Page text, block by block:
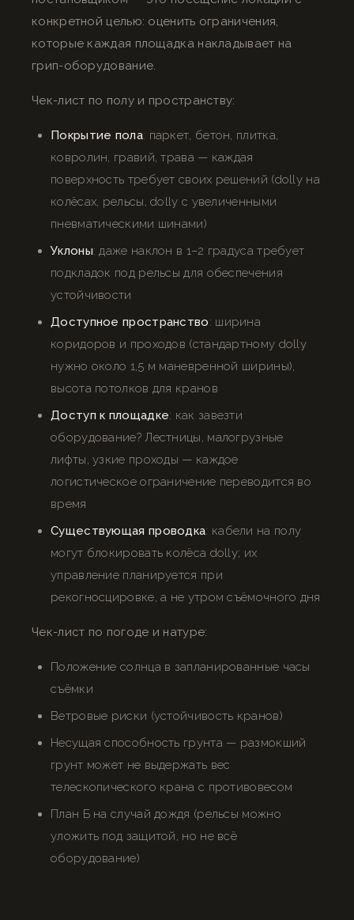
конкретной целью: оценить ограничения,
которые каждая площадка накладывает на
грип-оборудование.
Чек-лист по полу и пространству:
Покрытие пола: паркет, бетон, плитка,
ковролин, гравий, трава — каждая
поверхность требует своих решений (dolly на
колёсах, рельсы, dolly с увеличенными
пневматическими шинами)
Уклоны: даже наклон в 1–2 градуса требует
подкладок под рельсы для обеспечения
устойчивости
Доступное пространство: ширина
коридоров и проходов (стандартному dolly
нужно около 1,5 м маневренной ширины),
высота потолков для кранов
Доступ к площадке: как завезти
оборудование? Лестницы, малогрузные
лифты, узкие проходы — каждое
логистическое ограничение переводится во
время
Существующая проводка: кабели на полу
могут блокировать колёса dolly; их
управление планируется при
рекогносцировке, а не утром съёмочного дня
Чек-лист по погоде и натуре:
Положение солнца в запланированные часы
съёмки
Ветровые риски (устойчивость кранов)
Несущая способность грунта — размокший
грунт может не выдержать вес
телескопического крана с противовесом
План Б на случай дождя (рельсы можно
уложить под защитой, но не всё
оборудование)